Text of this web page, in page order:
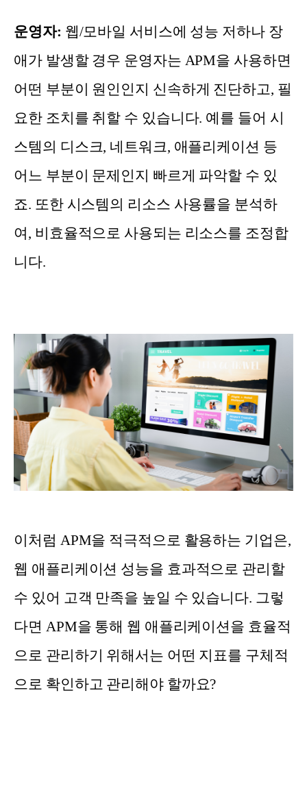
운영자: 웹/모바일 서비스에 성능 저하나 장
애가 발생할 경우 운영자는 APM을 사용하면
어떤 부분이 원인인지 신속하게 진단하고, 필
요한 조치를 취할 수 있습니다. 예를 들어 시
스템의 디스크, 네트워크, 애플리케이션 등
어느 부분이 문제인지 빠르게 파악할 수 있
죠. 또한 시스템의 리소스 사용률을 분석하
여, 비효율적으로 사용되는 리소스를 조정합
니다.
이처럼 APM을 적극적으로 활용하는 기업은,
웹 애플리케이션 성능을 효과적으로 관리할
수 있어 고객 만족을 높일 수 있습니다. 그렇
다면 APM을 통해 웹 애플리케이션을 효율적
으로 관리하기 위해서는 어떤 지표를 구체적
으로 확인하고 관리해야 할까요?